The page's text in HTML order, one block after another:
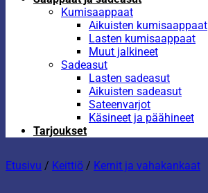
Kumisaappaat
Aikuisten kumisaappaat
Lasten kumisaappaat
Muut jalkineet
Sadeasut
Lasten sadeasut
Aikuisten sadeasut
Sateenvarjot
Käsineet ja päähineet
Tarjoukset
Etusivu / Keittiö / Kernit ja vahakankaat